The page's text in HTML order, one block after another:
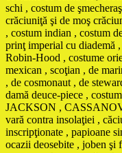
schi , costum de
crăciuniţă şi de moş
, costum indian , costum
prinţ imperial cu diademă
Robin-Hood , costume
mexican , scoţian , de
, de cosmonaut , de
damă deuce-piece ,
JACKSON ,
vară contra insolaţiei ,
inscripţionate , papioane
ocazii deosebite , joben şi